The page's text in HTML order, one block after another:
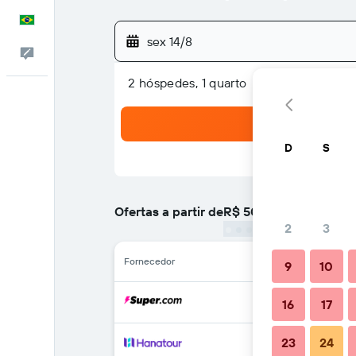
Comentários
sex 14/8
2 hóspedes, 1 quarto
Ofertas a partir deR$ 501
Fornecedor
D S
2 3
9 10
16 17
23 24